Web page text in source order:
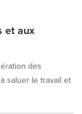
et aux
des
saluer le travail et